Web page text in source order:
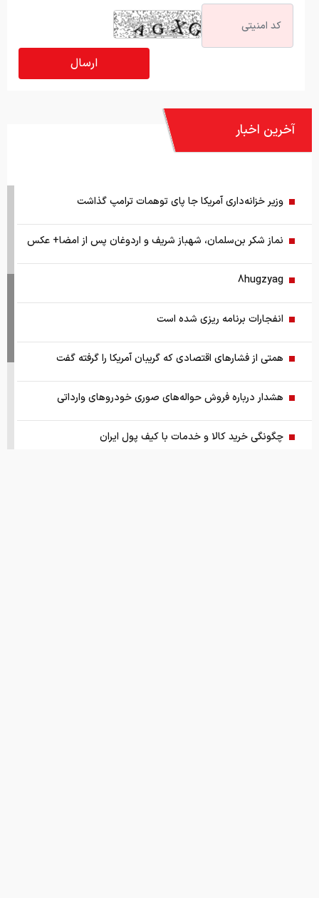
آخرین اخبار
وزیر خزانه‌داری آمریکا جا پای توهمات ترامپ گذاشت
نماز شکر بن‌سلمان، شهباز شریف و اردوغان پس از امضا+ عکس
8hugzyag
انفجارات برنامه ریزی شده است
همتی از فشارهای اقتصادی که گریبان آمریکا را گرفته گفت
هشدار درباره فروش حواله‌های صوری خودروهای وارداتی
چگونگی خرید کالا و خدمات با کیف پول ایران